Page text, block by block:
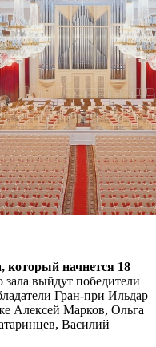
который начнется 18
выйдут победители
Гран-при Ильдар
Алексей Марков, Ольга
Василий